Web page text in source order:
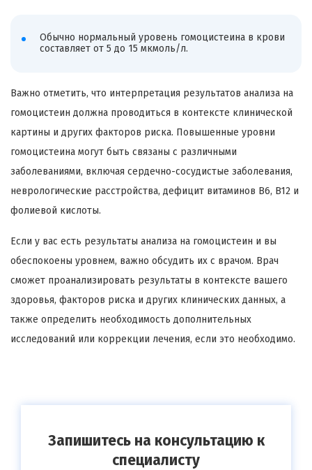
Обычно нормальный уровень гомоцистеина в крови
составляет от 5 до 15 мкмоль/л.
Важно отметить, что интерпретация результатов анализа на
гомоцистеин должна проводиться в контексте клинической
картины и других факторов риска. Повышенные уровни
гомоцистеина могут быть связаны с различными
заболеваниями, включая сердечно-сосудистые заболевания,
неврологические расстройства, дефицит витаминов B6, B12 и
фолиевой кислоты.
Если у вас есть результаты анализа на гомоцистеин и вы
обеспокоены уровнем, важно обсудить их с врачом. Врач
сможет проанализировать результаты в контексте вашего
здоровья, факторов риска и других клинических данных, а
также определить необходимость дополнительных
исследований или коррекции лечения, если это необходимо.
Запишитесь на консультацию к
специалисту